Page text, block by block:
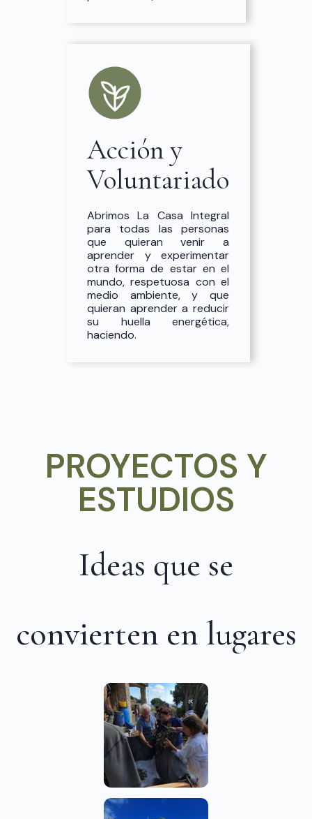
Acción y
Voluntariado
Abrimos La Casa Integral
para todas las personas
que quieran venir a
aprender y experimentar
otra forma de estar en el
mundo, respetuosa con el
medio ambiente, y que
quieran aprender a reducir
su huella energética,
haciendo.
PROYECTOS Y
ESTUDIOS
Ideas que se
convierten en lugares